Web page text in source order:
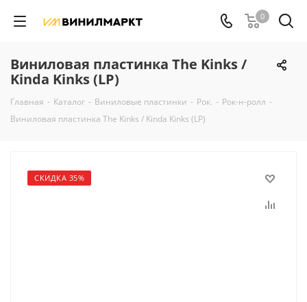
0
Виниловая пластинка The Kinks /
Kinda Kinks (LP)
Главная - Каталог - Виниловые пластинки - Рок. - Рок-н-ролл -
Виниловая пластинка The Kinks / Kinda Kinks (LP)
СКИДКА 35%